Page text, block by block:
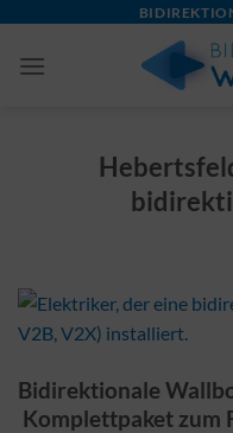
content
Bidirektionale
Komplettpaket zum